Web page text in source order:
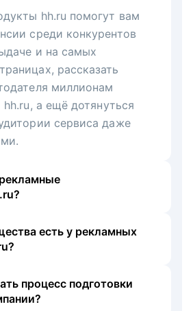
hh.ru помогут вам
среди конкурентов
и на самых
рассказать
миллионам
hh.ru, а ещё дотянуться
сервиса даже
есть у рекламных
процесс подготовки